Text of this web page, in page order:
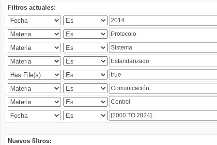
Filtros actuales:
Nuevos filtros: